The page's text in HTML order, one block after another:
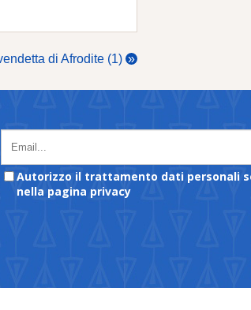
di Afrodite (1)»
Autorizzo il trattamento dati personali
nella pagina privacy